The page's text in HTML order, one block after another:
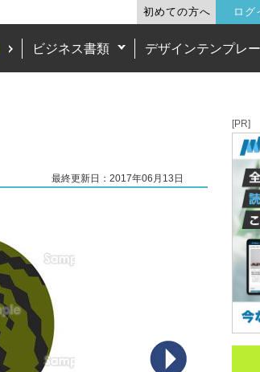
初めての方へ ログ
ビジネス書類 デザインテンプレ
最終更新日：2017年06月13日
[PR]